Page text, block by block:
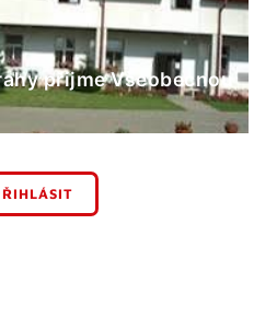
přijme Všeobecnou